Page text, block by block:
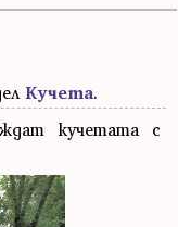
Кучета.
кучетата с